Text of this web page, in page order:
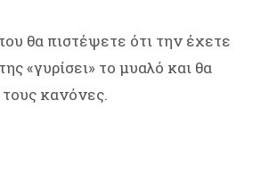
θα πιστέψετε ότι την έχετε
«γυρίσει» το μυαλό και θα
τους κανόνες.